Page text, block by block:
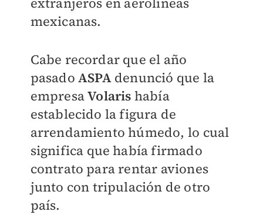
mexicanas.
Cabe recordar que el año
pasado ASPA denunció que la
empresaVolaris había
establecido la figura de
arrendamiento húmedo, lo cual
significa que había firmado
contrato para rentar aviones
junto con tripulación de otro
país.